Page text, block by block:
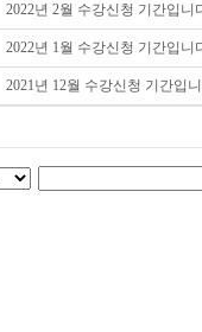
2022년 2월 수강신청 기간입니
2022년 1월 수강신청 기간입니
2021년 12월 수강신청 기간입